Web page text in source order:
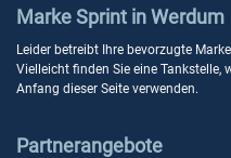
Marke Sprint in Werdum
Leider betreibt Ihre bevorzugte
Vielleicht finden Sie eine Tankstelle,
Anfang dieser Seite verwenden.
Partnerangebote